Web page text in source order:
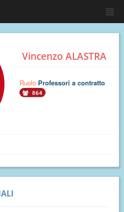
Vincenzo ALASTRA
Ruolo Professori a contratto
864